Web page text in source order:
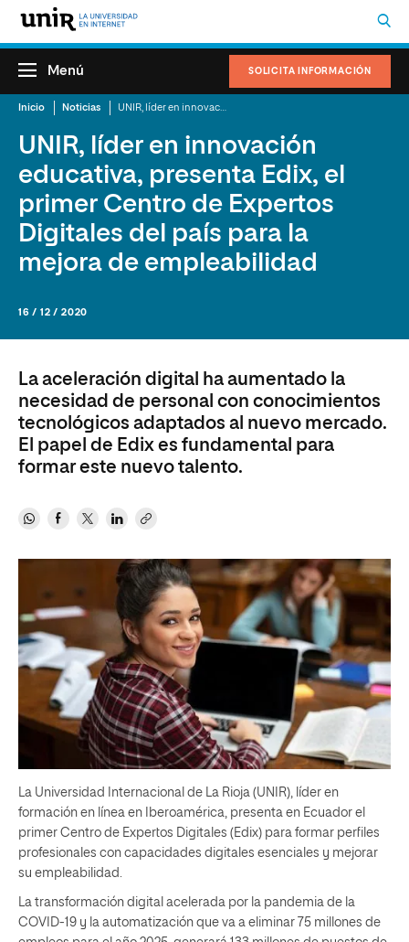
SOLICITA INFORMACIÓN
Menú
Inicio Noticias
UNIR, líder en innovación
educativa, presenta Edix, el
primer Centro de Expertos
Digitales del país para la
mejora de empleabilidad
16 / 12 / 2020
La aceleración digital ha aumentado la
necesidad de personal con conocimientos
tecnológicos adaptados al nuevo mercado.
El papel de Edix es fundamental para
formar este nuevo talento.
La Universidad Internacional de La Rioja (UNIR), líder en
formación en línea en Iberoamérica, presenta en Ecuador el
primer Centro de Expertos Digitales (Edix) para formar perfiles
profesionales con capacidades digitales esenciales y mejorar
su empleabilidad.
La transformación digital acelerada por la pandemia de la
COVID-19 y la automatización que va a eliminar 75 millones de